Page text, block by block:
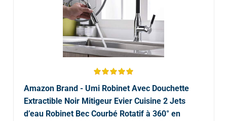
Amazon Brand - Umi Robinet Avec Douchette
Extractible Noir Mitigeur Evier Cuisine 2 Jets
d’eau Robinet Bec Courbé Rotatif à 360° en